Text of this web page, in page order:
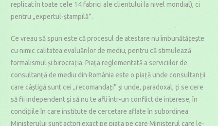
replicat în toate cele 14 fabrici ale clientului la nivel mondial), ci
pentru „expertul-ștampilă”.
Ce vreau să spun este că procesul de atestare nu îmbunătățește
cu nimic calitatea evaluărilor de mediu, pentru că stimulează
formalismul și birocrația. Piața reglementată a serviciilor de
consultanță de mediu din România este o piață unde consultanții
care câștigă sunt cei „recomandați” și unde, paradoxal, ți se cere
să fii independent și să nu te afli într-un conflict de interese, în
condițiile în care institute de cercetare aflate în subordinea
Ministerului sunt actori exact pe piața pe care Ministerul care le-